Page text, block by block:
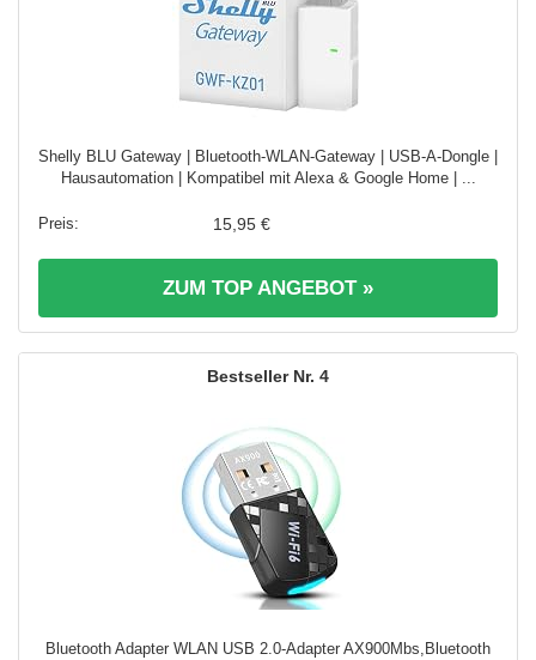
Shelly BLU Gateway | Bluetooth-WLAN-Gateway | USB-A-Dongle |
Hausautomation | Kompatibel mit Alexa & Google Home | ...
15,95 €
ZUM TOP ANGEBOT »
4
Bluetooth Adapter WLAN USB 2.0-Adapter AX900Mbs,Bluetooth